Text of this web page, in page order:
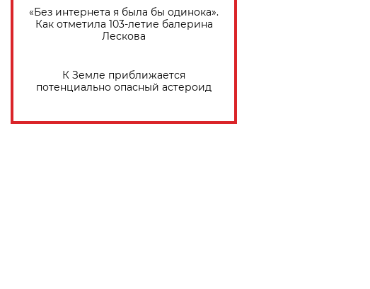
«Без интернета я была бы одинока».
Как отметила 103-летие балерина
Лескова
К Земле приближается
потенциально опасный астероид